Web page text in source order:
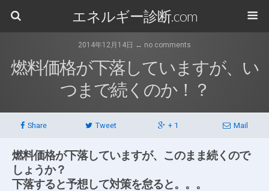
エネルギー診断.com
2014年12月14日 ↔ no comments
燃料価格が下落していますが、い
つまで続くのか！？
Share Tweet + 1 Mail
燃料価格が下落していますが、このまま続くので
しょうか？
下落すると予想して対策を怠ると。。。